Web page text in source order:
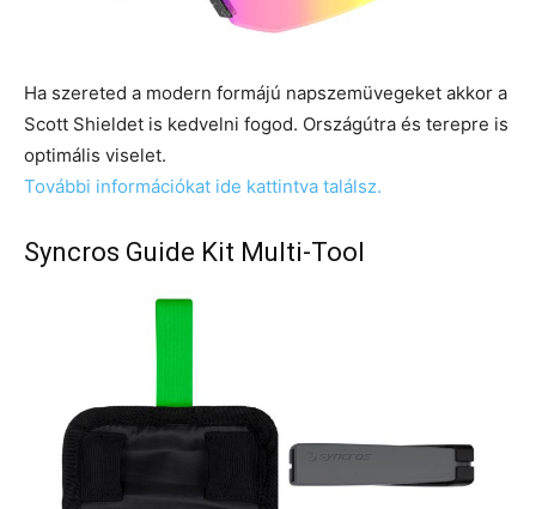
Ha szereted a modern formájú napszemüvegeket akkor a
Scott Shieldet is kedvelni fogod. Országútra és terepre is
optimális viselet.
További információkat ide kattintva találsz.
Syncros Guide Kit Multi-Tool